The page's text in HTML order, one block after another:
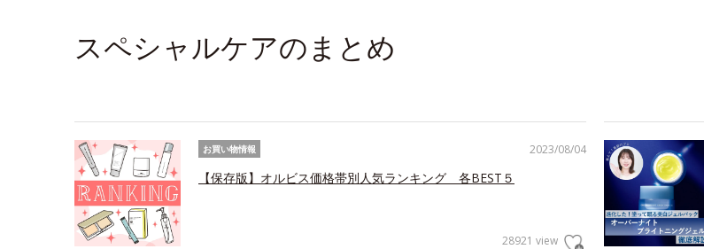
スペシャルケアのまとめ
2023/08/04
お買い物情報
【保存版】オルビス価格帯別人気ランキング 各BEST５
28921 view